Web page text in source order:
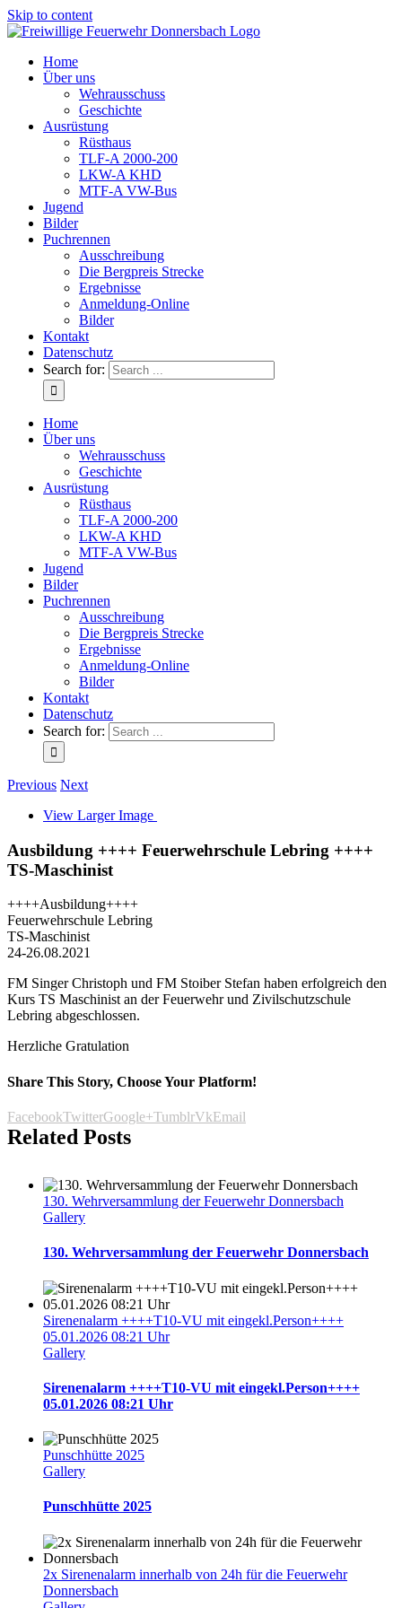
Skip to content
Home
Über uns
Wehrausschuss
Geschichte
Ausrüstung
Rüsthaus
TLF-A 2000-200
LKW-A KHD
MTF-A VW-Bus
Jugend
Bilder
Puchrennen
Ausschreibung
Die Bergpreis Strecke
Ergebnisse
Anmeldung-Online
Bilder
Kontakt
Datenschutz
Search for:
Home
Über uns
Wehrausschuss
Geschichte
Ausrüstung
Rüsthaus
TLF-A 2000-200
LKW-A KHD
MTF-A VW-Bus
Jugend
Bilder
Puchrennen
Ausschreibung
Die Bergpreis Strecke
Ergebnisse
Anmeldung-Online
Bilder
Kontakt
Datenschutz
Search for:
Previous Next
View Larger Image
Ausbildung ++++ Feuerwehrschule Lebring ++++
TS-Maschinist
++++Ausbildung++++
Feuerwehrschule Lebring
TS-Maschinist
24-26.08.2021
FM Singer Christoph und FM Stoiber Stefan haben erfolgreich den
Kurs TS Maschinist an der Feuerwehr und Zivilschutzschule
Lebring abgeschlossen.
Herzliche Gratulation
Share This Story, Choose Your Platform!
FacebookTwitterGoogle+TumblrVkEmail
Related Posts
130. Wehrversammlung der Feuerwehr Donnersbach
Gallery
130. Wehrversammlung der Feuerwehr Donnersbach
Sirenenalarm ++++T10-VU mit eingekl.Person++++
05.01.2026 08:21 Uhr
Gallery
Sirenenalarm ++++T10-VU mit eingekl.Person++++
05.01.2026 08:21 Uhr
Punschhütte 2025
Gallery
Punschhütte 2025
2x Sirenenalarm innerhalb von 24h für die Feuerwehr
Donnersbach